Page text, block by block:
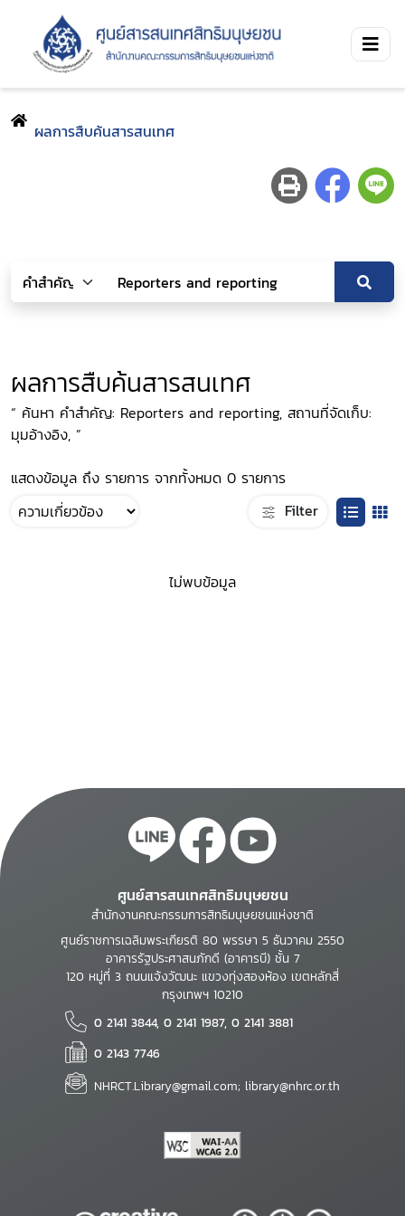
ผลการสืบค้นสารสนเทศ
ผลการสืบค้นสารสนเทศ
“ ค้นหา คำสำคัญ: Reporters and reporting, สถานที่จัดเก็บ:
มุมอ้างอิง, ”
แสดงข้อมูล ถึง รายการ จากทั้งหมด 0 รายการ
Filter
ไม่พบข้อมูล
ศูนย์สารสนเทศสิทธิมนุษยชน
สำนักงานคณะกรรมการสิทธิมนุษยชนแห่งชาติ
ศูนย์ราชการเฉลิมพระเกียรติ 80 พรรษา 5 ธันวาคม 2550
อาคารรัฐประศาสนภักดี (อาคารบี) ชั้น 7
120 หมู่ที่ 3 ถนนแจ้งวัฒนะ แขวงทุ่งสองห้อง เขตหลักสี่
กรุงเทพฯ 10210
0 2141 3844, 0 2141 1987, 0 2141 3881
0 2143 7746
NHRCT.Library@gmail.com; library@nhrc.or.th